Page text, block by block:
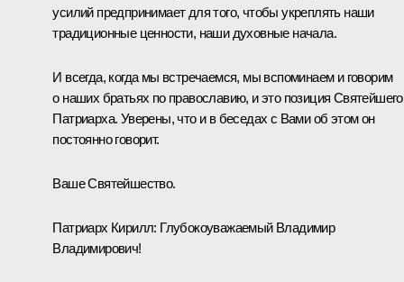
усилий предпринимает для того, чтобы укреплять наши
традиционные ценности, наши духовные начала.
И всегда, когда мы встречаемся, мы вспоминаем и говорим
о наших братьях по православию, и это позиция Святейшего
Патриарха. Уверены, что и в беседах с Вами об этом он
постоянно говорит.
Ваше Святейшество.
Патриарх Кирилл: Глубокоуважаемый Владимир
Владимирович!